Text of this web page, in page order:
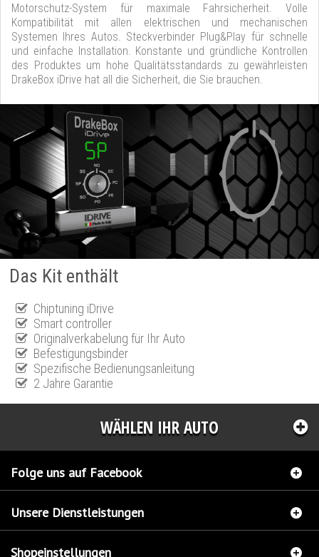
Motorschutz-System für maximale Fahrsicherheit. Volle
Kompatibilität mit allen elektrischen und mechanischen
Systemen Ihres Autos. Steckverbinder Plug&Play für schnelle
und einfache Installation. Konstante und gründliche Kontrollen
des Produktes um hohe Qualitätsstandards zu gewährleisten
DrakeBox iDrive hat all die Sicherheit, die Sie brauchen.
Das Kit enthält
Chiptuning iDrive
Smart controller
Originalverkabelung für Ihr Auto
Befestigungsbinder
Spezifische Bedienungsanleitung
2 Jahre Garantie
WÄHLEN IHR AUTO
Folge uns auf Facebook
Unsere Dienstleistungen
Shopeinstellungen